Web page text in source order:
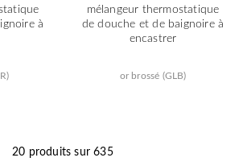
à
mélangeur thermostatique
de douche et de baignoire à
encastrer
or brossé (GLB)
20 produits sur 635